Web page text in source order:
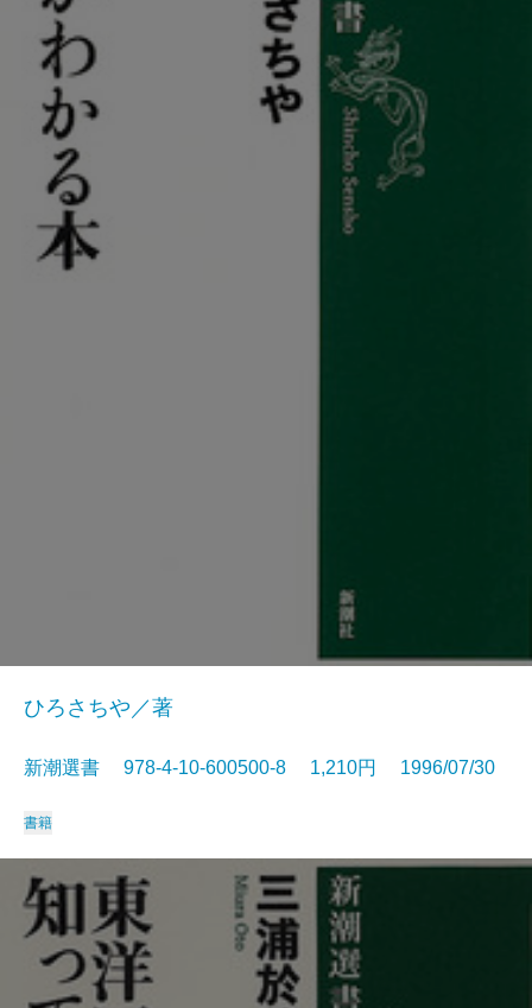
ひろさちや／著
新潮選書 978-4-10-600500-8 1,210円 1996/07/30
書籍